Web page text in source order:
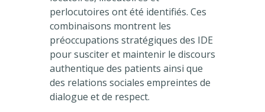
perlocutoires ont été identifiés. Ces
combinaisons montrent les
préoccupations stratégiques des IDE
pour susciter et maintenir le discours
authentique des patients ainsi que
des relations sociales empreintes de
dialogue et de respect.